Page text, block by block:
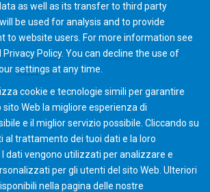
degli ingranaggi ingranaggi cilindrici e
conici (1, Gen 2030)
as well as its transfer to third party
be used for analysis and to provide
to website users. For more information see
Privacy Policy. You can decline the use of
settings at any time.
cookie e tecnologie simili per garantire
Web la migliore esperienza di
e il miglior servizio possibile. Cliccando su
al ​​trattamento dei tuoi dati e la loro
dati vengono utilizzati per analizzare e
per gli utenti del sito Web. Ulteriori
nella pagina delle nostre